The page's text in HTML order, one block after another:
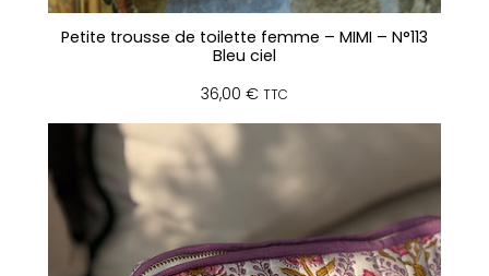
Petite trousse de toilette femme – MIMI – N°113
Bleu ciel
36,00 € TTC